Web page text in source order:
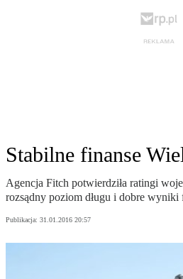
Stabilne finanse
Agencja Fitch potwierdziła ratingi
rozsądny poziom długu i dobre wyniki
Publikacja: 31.01.2016 20:57